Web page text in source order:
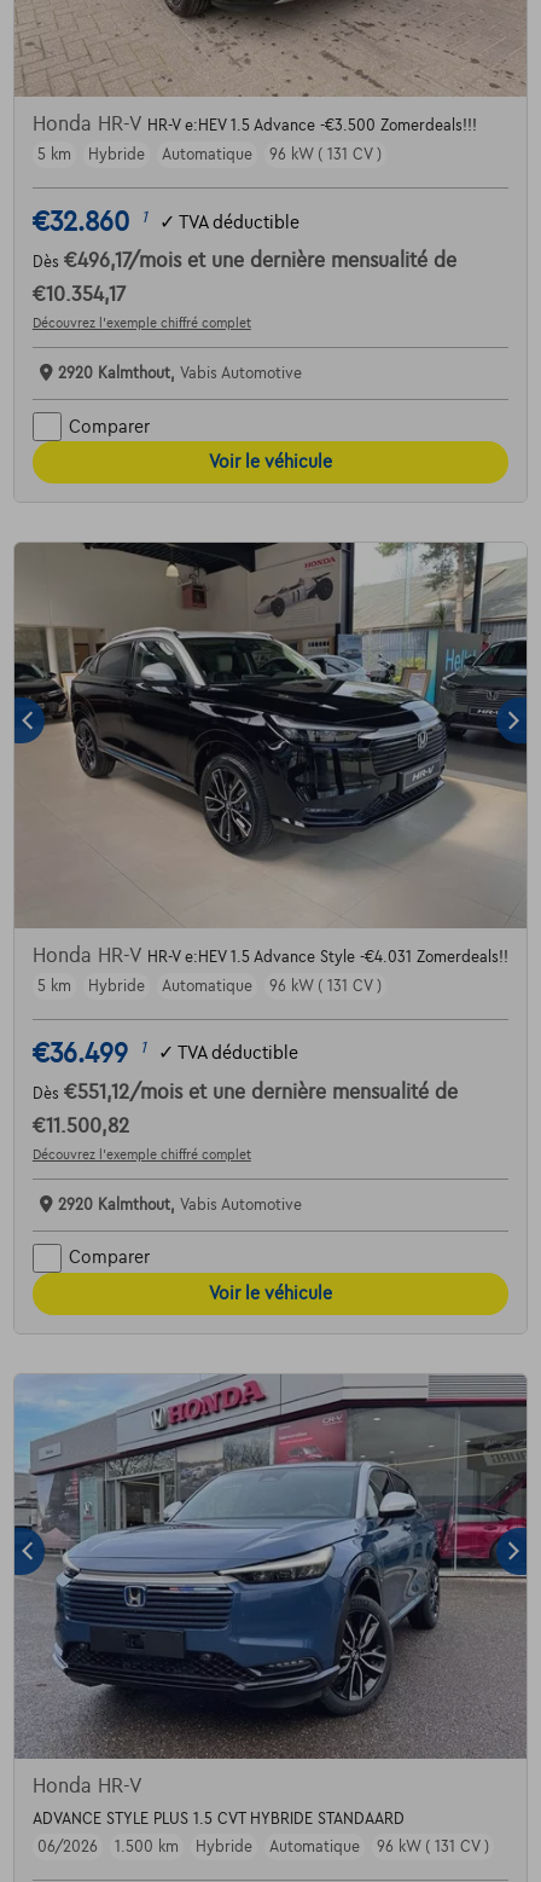
Honda HR-V HR-V e:HEV 1.5 Advance -€3.500 Zomerdeals!!!
5 km
Hybride Automatique 96 kW ( 131 CV )
€32.860 1 ✓ TVA déductible
Dès €496,17/mois et une dernière mensualité de
€10.354,17
Découvrez l’exemple chiffré complet
2920 Kalmthout, Vabis Automotive
Comparer
Voir le véhicule
Honda HR-V HR-V e:HEV 1.5 Advance Style -€4.031 Zomerdeals!!
5 km
Hybride Automatique 96 kW ( 131 CV )
€36.499 1 ✓ TVA déductible
Dès €551,12/mois et une dernière mensualité de
€11.500,82
Découvrez l’exemple chiffré complet
2920 Kalmthout, Vabis Automotive
Comparer
Voir le véhicule
Honda HR-V
ADVANCE STYLE PLUS 1.5 CVT HYBRIDE STANDAARD
06/2026
1.500 km Hybride Automatique 96 kW ( 131 CV )